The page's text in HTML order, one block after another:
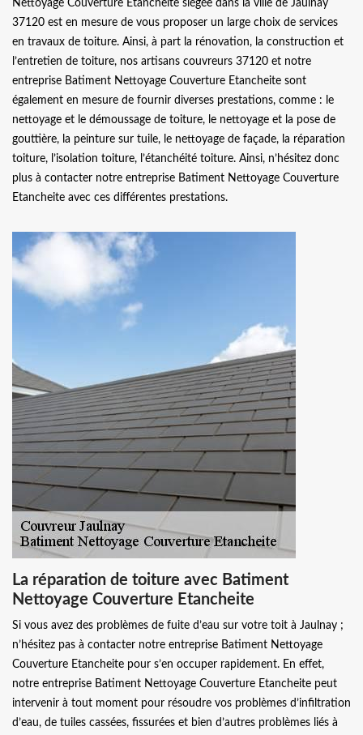
Nettoyage Couverture Etancheite siégée dans la ville de Jaulnay
37120 est en mesure de vous proposer un large choix de services
en travaux de toiture. Ainsi, à part la rénovation, la construction et
l’entretien de toiture, nos artisans couvreurs 37120 et notre
entreprise Batiment Nettoyage Couverture Etancheite sont
également en mesure de fournir diverses prestations, comme : le
nettoyage et le démoussage de toiture, le nettoyage et la pose de
gouttière, la peinture sur tuile, le nettoyage de façade, la réparation
toiture, l’isolation toiture, l’étanchéité toiture. Ainsi, n’hésitez donc
plus à contacter notre entreprise Batiment Nettoyage Couverture
Etancheite avec ces différentes prestations.
La réparation de toiture avec Batiment
Nettoyage Couverture Etancheite
Si vous avez des problèmes de fuite d’eau sur votre toit à Jaulnay ;
n’hésitez pas à contacter notre entreprise Batiment Nettoyage
Couverture Etancheite pour s’en occuper rapidement. En effet,
notre entreprise Batiment Nettoyage Couverture Etancheite peut
intervenir à tout moment pour résoudre vos problèmes d’infiltration
d’eau, de tuiles cassées, fissurées et bien d’autres problèmes liés à